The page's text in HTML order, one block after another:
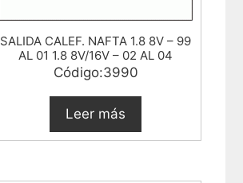
SALIDA CALEF. NAFTA 1.8 8V – 99
AL 01 1.8 8V/16V – 02 AL 04
Código:3990
Leer más